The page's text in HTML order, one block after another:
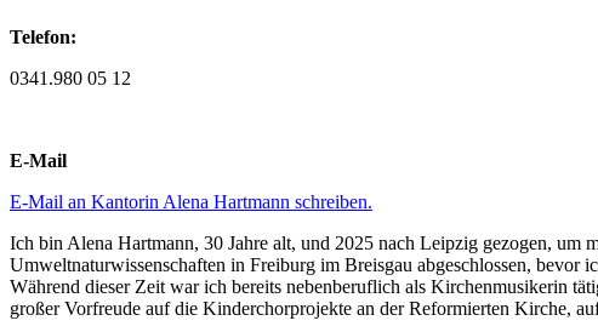
Telefon:
0341.980 05 12
E-Mail
E-Mail an Kantorin Alena Hartmann schreiben.
Ich bin Alena Hartmann, 30 Jahre alt, und 2025 nach Leipzig gezogen,
Umweltnaturwissenschaften in Freiburg im Breisgau abgeschlossen, bevor
Während dieser Zeit war ich bereits nebenberuflich als Kirchenmusikerin
großer Vorfreude auf die Kinderchorprojekte an der Reformierten Kirche,